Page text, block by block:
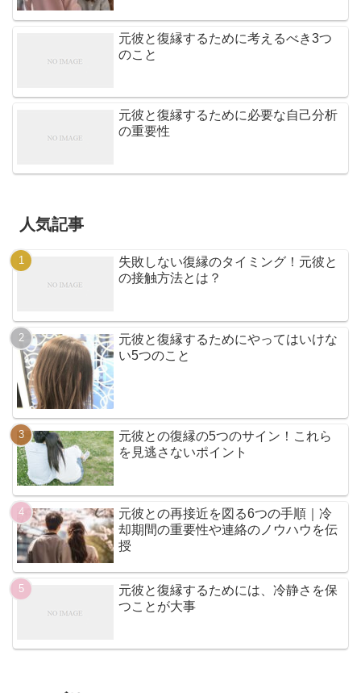
元彼と復縁するために考えるべき3つ
のこと
元彼と復縁するために必要な自己分析
の重要性
人気記事
失敗しない復縁のタイミング！元彼と
の接触方法とは？
元彼と復縁するためにやってはいけな
い5つのこと
元彼との復縁の5つのサイン！これら
を見逃さないポイント
元彼との再接近を図る6つの手順｜冷
却期間の重要性や連絡のノウハウを伝
授
元彼と復縁するためには、冷静さを保
つことが大事